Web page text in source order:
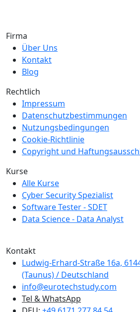
Firma
Über Uns
Kontakt
Blog
Rechtlich
Impressum
Datenschutzbestimmungen
Nutzungsbedingungen
Cookie-Richtlinie
Copyright und
Kurse
Alle Kurse
Cyber Security Spezialist
Software Tester - SDET
Data Science - Data Analyst
Kontakt
Ludwig-Erhard-Straße 16a,
(Taunus) / Deutschland
info@eurotechstudy.com
Tel & WhatsApp